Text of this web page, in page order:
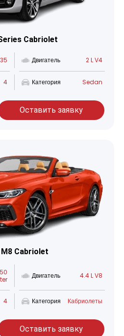
Cabriolet
Двигатель 2 L V4
4 Категория Sedan
Оставить заявку
M8 Cabriolet
Двигатель 4.4 L V8
4 Категория Кабриолеты
Оставить заявку